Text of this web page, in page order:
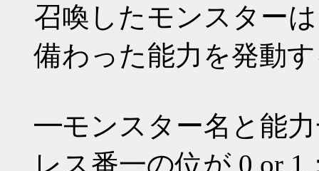
召喚したモンスター
備わった能力を発動
━モンスター名と能
レス番一の位が 0